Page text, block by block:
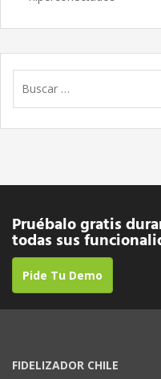
Pruébalo gratis
todas sus
Pide Tu Demo
FIDELIZADOR CHILE